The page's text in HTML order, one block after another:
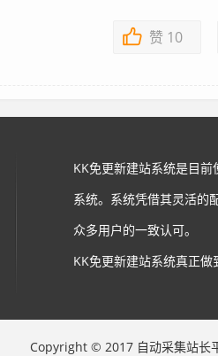
赞 10
KK免更新建站系统是目
系统。系统凭借其灵活的
众多用户的一致认可。
KK免更新建站系统真正
Copyright © 2017 自动采集站长